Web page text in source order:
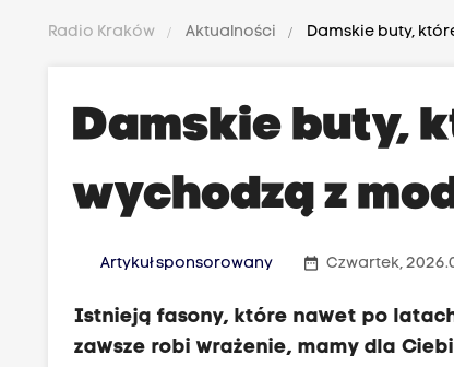
Radio Kraków Aktualności Damskie buty,
Damskie buty,
wychodzą z
Artykuł sponsorowany date_range Czwartek,
Istnieją fasony, które nawet po
zawsze robi wrażenie, mamy dla